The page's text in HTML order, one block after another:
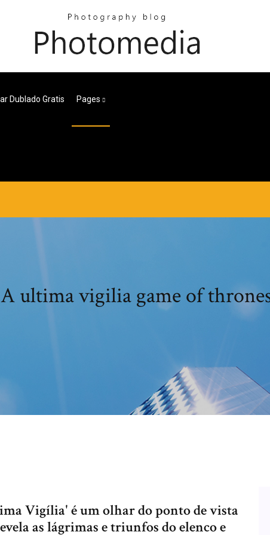
Dublado Gratis Pages
A ultima vigilia game of
Vigília' é um olhar do ponto de vista
as lágrimas e triunfos do elenco e